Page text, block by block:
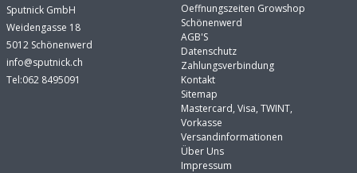
Sputnick GmbH
Weidengasse 18
5012 Schönenwerd
info@sputnick.ch
Tel:062 8495091
Oeffnungszeiten Growshop
Schönenwerd
AGB'S
Datenschutz
Zahlungsverbindung
Kontakt
Sitemap
Mastercard, Visa, TWINT,
Vorkasse
Versandinformationen
Über Uns
Impressum